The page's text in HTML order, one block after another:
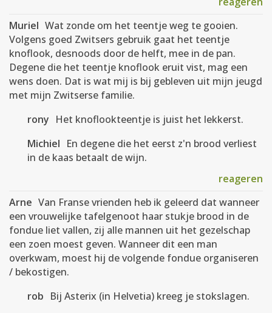
Muriel Wat zonde om het teentje weg te gooien.
Volgens goed Zwitsers gebruik gaat het teentje
knoflook, desnoods door de helft, mee in de pan.
Degene die het teentje knoflook eruit vist, mag een
wens doen. Dat is wat mij is bij gebleven uit mijn jeugd
met mijn Zwitserse familie.
rony Het knoflookteentje is juist het lekkerst.
Michiel En degene die het eerst z'n brood verliest
in de kaas betaalt de wijn.
reageren
Arne Van Franse vrienden heb ik geleerd dat wanneer
een vrouwelijke tafelgenoot haar stukje brood in de
fondue liet vallen, zij alle mannen uit het gezelschap
een zoen moest geven. Wanneer dit een man
overkwam, moest hij de volgende fondue organiseren
/ bekostigen.
rob Bij Asterix (in Helvetia) kreeg je stokslagen.